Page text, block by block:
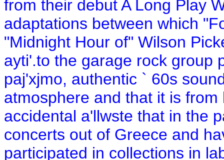
from their debut A Long Play
adaptations between which
"Midnight Hour of" Wilson
ayti'.to the garage rock group
paj'xjmo, authentic ` 60s
atmosphere and that it is
accidental a'llwste that in the
concerts out of Greece and
participated in collections in